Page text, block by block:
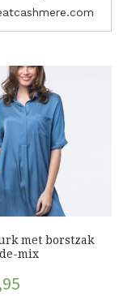
met borstzak
mix